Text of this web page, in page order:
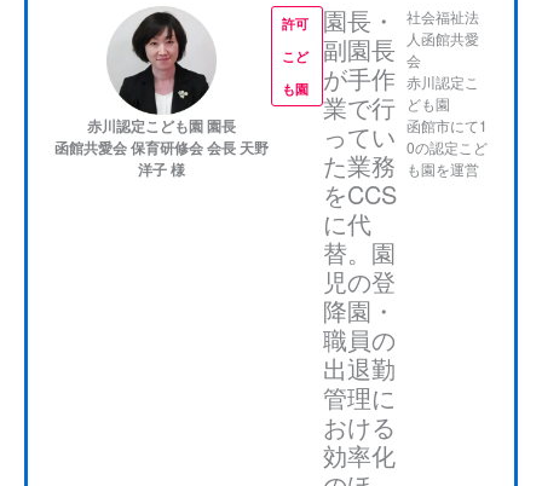
保育ICT導入以前は、多くの種類がある保育帳票の
作成にかなり時間がかかり、保育士の業務負担に
なっていたため、ICTを活用して業務効率化と職員
の負担軽減を検討していました。CCSは各種保育
帳票がシステム上で作成できることに加え、登降
園の管理～延長保育料の徴収、保護者の方々との
連絡帳のやり取りや一斉送信など、数多くの機能
赤川認定こども園 園長
函館共愛会 保育研修会 会長 天野
洋子 様
許可
こど
も園
園長・
副園長
が手作
業で行
ってい
た業務
をCCS
に代
替。園
児の登
降園・
職員の
出退勤
管理に
おける
効率化
社会福祉法
人函館共愛
会
赤川認定こ
ども園
函館市にて1
0の認定こど
も園を運営